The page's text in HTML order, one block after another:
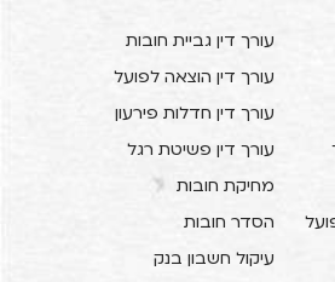
עורך דין גביית חובות
עורך דין הוצאה לפועל
עורך דין חדלות פירעון
עורך דין פשיטת רגל
מחיקת חובות
הסדר חובות
עיקול חשבון בנק